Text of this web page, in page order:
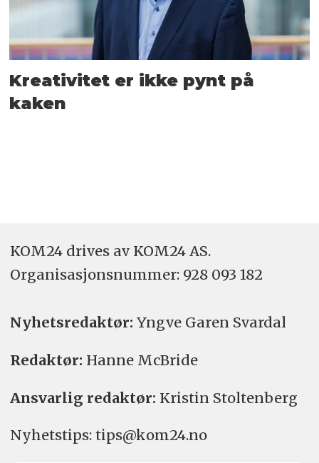
Kreativitet er ikke pynt på
kaken
KOM24 drives av KOM24 AS.
Organisasjons­nummer: 928 093 182
Nyhetsredaktør: Yngve Garen Svardal
Redaktør: Hanne McBride
Ansvarlig redaktør: Kristin Stoltenberg
Nyhetstips: tips@kom24.no